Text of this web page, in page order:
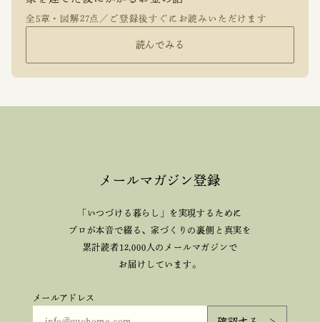
全5章・図解27点／ご登録後すぐにお読みいただけます
読んでみる
メールマガジン登録
「いつづける暮らし」を実現するために
プロが本音で綴る、家づくりの裏側と真実を
累計読者12,000人のメールマガジンで
お届けしています。
メールアドレス